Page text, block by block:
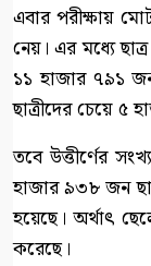
এবার পরীক্ষায়
নেয়। এর মধ্যে
১১ হাজার ৭৯১
ছাত্রীদের চেয়ে ৫
তবে উত্তীর্ণের
হাজার ৯৩৮ জন
হয়েছে। অর্থাৎ
করেছে।